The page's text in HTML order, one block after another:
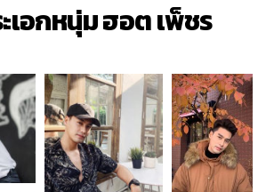
เอกหนุ่ม ฮอต เพ็ชร